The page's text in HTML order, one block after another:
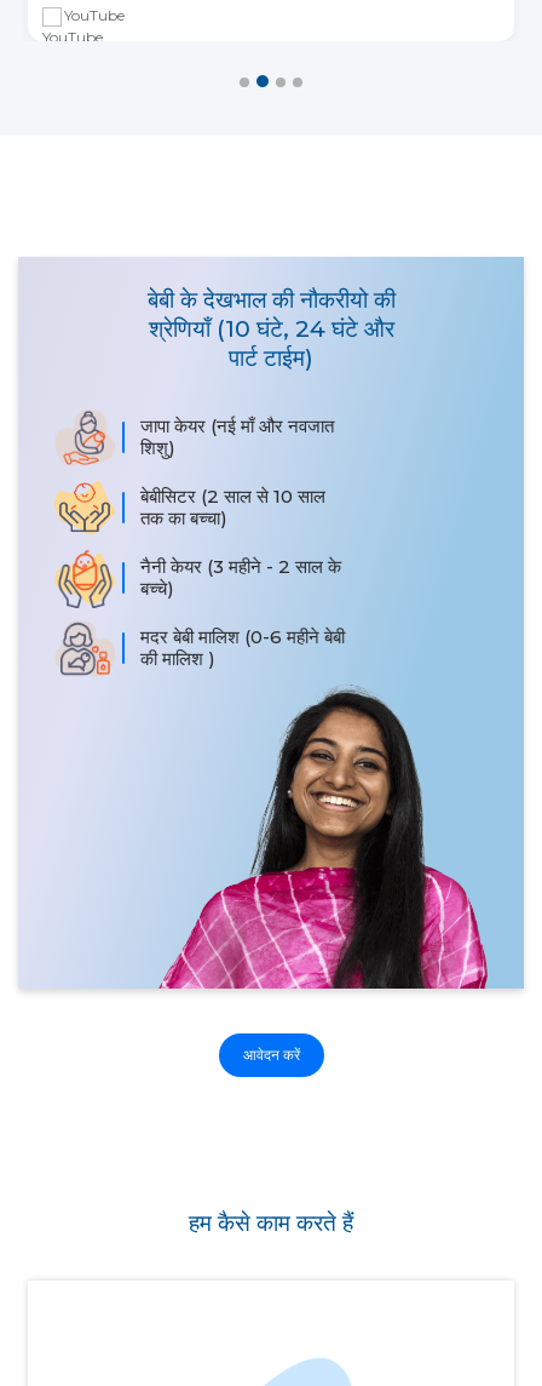
YouTube
बेबी के देखभाल की नौकरीयो की
श्रेणियाँ (10 घंटे, 24 घंटे और
पार्ट टाईम)
जापा केयर (नई माँ और नवजात
शिशु)
बेबीसिटर (2 साल से 10 साल
तक का बच्चा)
नैनी केयर (3 महीने - 2 साल के
बच्चे)
मदर बेबी मालिश (0-6 महीने बेबी
की मालिश )
आवेदन करें
हम कैसे काम करते हैं